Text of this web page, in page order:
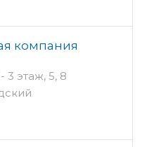
компания
3 этаж, 5, 8